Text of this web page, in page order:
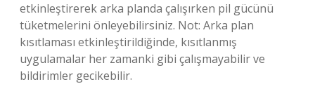
etkinleştirerek arka planda çalışırken pil gücünü
tüketmelerini önleyebilirsiniz. Not: Arka plan
kısıtlaması etkinleştirildiğinde, kısıtlanmış
uygulamalar her zamanki gibi çalışmayabilir ve
bildirimler gecikebilir.